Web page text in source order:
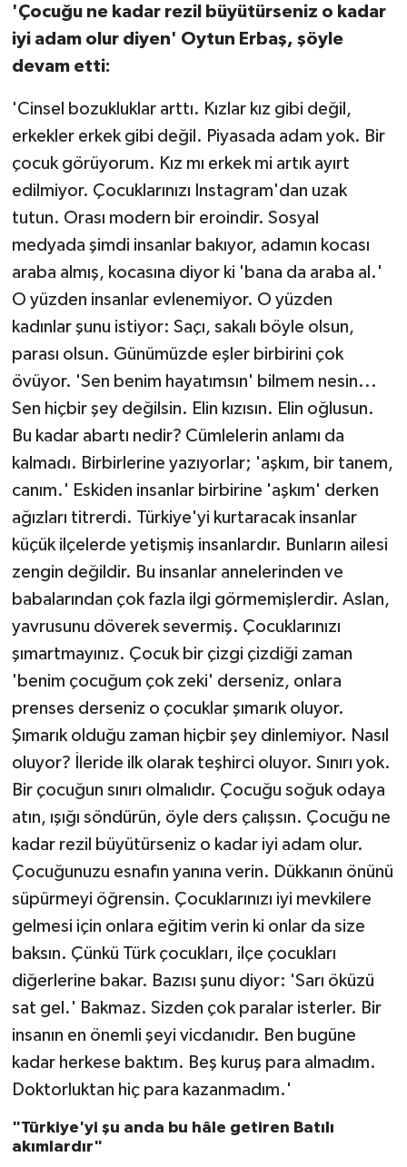
'Çocuğu ne kadar rezil büyütürseniz o kadar
iyi adam olur diyen' Oytun Erbaş, şöyle
devam etti:
'Cinsel bozukluklar arttı. Kızlar kız gibi değil,
erkekler erkek gibi değil. Piyasada adam yok. Bir
çocuk görüyorum. Kız mı erkek mi artık ayırt
edilmiyor. Çocuklarınızı Instagram'dan uzak
tutun. Orası modern bir eroindir. Sosyal
medyada şimdi insanlar bakıyor, adamın kocası
araba almış, kocasına diyor ki 'bana da araba al.'
O yüzden insanlar evlenemiyor. O yüzden
kadınlar şunu istiyor: Saçı, sakalı böyle olsun,
parası olsun. Günümüzde eşler birbirini çok
övüyor. 'Sen benim hayatımsın' bilmem nesin...
Sen hiçbir şey değilsin. Elin kızısın. Elin oğlusun.
Bu kadar abartı nedir? Cümlelerin anlamı da
kalmadı. Birbirlerine yazıyorlar; 'aşkım, bir tanem,
canım.' Eskiden insanlar birbirine 'aşkım' derken
ağızları titrerdi. Türkiye'yi kurtaracak insanlar
küçük ilçelerde yetişmiş insanlardır. Bunların ailesi
zengin değildir. Bu insanlar annelerinden ve
babalarından çok fazla ilgi görmemişlerdir. Aslan,
yavrusunu döverek severmiş. Çocuklarınızı
şımartmayınız. Çocuk bir çizgi çizdiği zaman
'benim çocuğum çok zeki' derseniz, onlara
prenses derseniz o çocuklar şımarık oluyor.
Şımarık olduğu zaman hiçbir şey dinlemiyor. Nasıl
oluyor? İleride ilk olarak teşhirci oluyor. Sınırı yok.
Bir çocuğun sınırı olmalıdır. Çocuğu soğuk odaya
atın, ışığı söndürün, öyle ders çalışsın. Çocuğu ne
kadar rezil büyütürseniz o kadar iyi adam olur.
Çocuğunuzu esnafın yanına verin. Dükkanın önünü
süpürmeyi öğrensin. Çocuklarınızı iyi mevkilere
gelmesi için onlara eğitim verin ki onlar da size
baksın. Çünkü Türk çocukları, ilçe çocukları
diğerlerine bakar. Bazısı şunu diyor: 'Sarı öküzü
sat gel.' Bakmaz. Sizden çok paralar isterler. Bir
insanın en önemli şeyi vicdanıdır. Ben bugüne
kadar herkese baktım. Beş kuruş para almadım.
Doktorluktan hiç para kazanmadım.'
"Türkiye'yi şu anda bu hâle getiren Batılı
akımlardır"